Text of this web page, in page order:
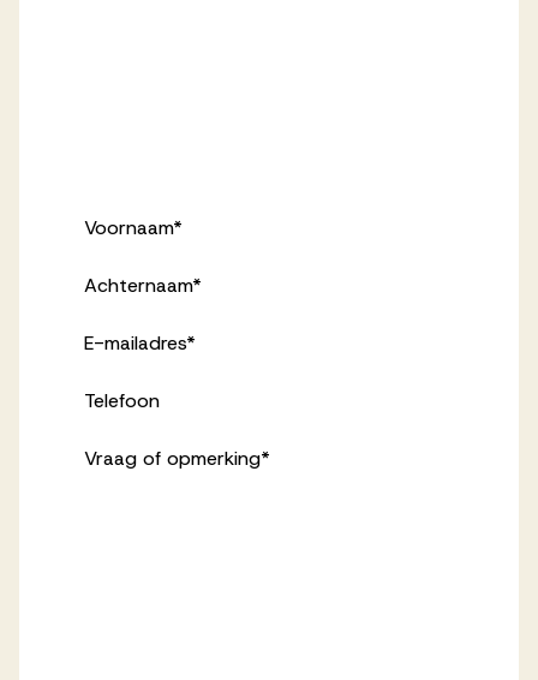
Voornaam*
Achternaam*
E-mailadres*
Telefoon
Vraag of opmerking*